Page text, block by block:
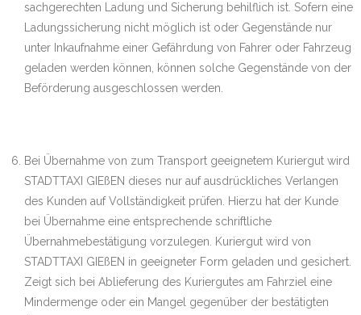
sachgerechten Ladung und Sicherung behilflich ist. Sofern eine
Ladungssicherung nicht möglich ist oder Gegenstände nur
unter Inkaufnahme einer Gefährdung von Fahrer oder Fahrzeug
geladen werden können, können solche Gegenstände von der
Beförderung ausgeschlossen werden.
Bei Übernahme von zum Transport geeignetem Kuriergut wird
STADTTAXI GIEßEN dieses nur auf ausdrückliches Verlangen
des Kunden auf Vollständigkeit prüfen. Hierzu hat der Kunde
bei Übernahme eine entsprechende schriftliche
Übernahmebestätigung vorzulegen. Kuriergut wird von
STADTTAXI GIEßEN in geeigneter Form geladen und gesichert.
Zeigt sich bei Ablieferung des Kuriergutes am Fahrziel eine
Mindermenge oder ein Mangel gegenüber der bestätigten